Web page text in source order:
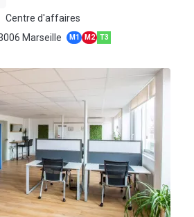
Centre d'affaires
du Prado, 13006 Marseille
M1 M2 T3